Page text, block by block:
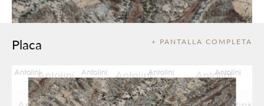
+ PANTALLA COMPLETA
Placa